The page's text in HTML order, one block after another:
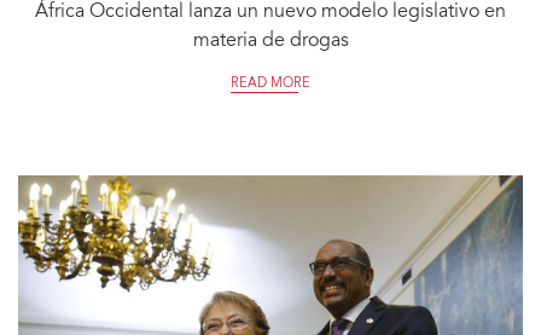
África Occidental lanza un nuevo modelo legislativo en
materia de drogas
READ MORE